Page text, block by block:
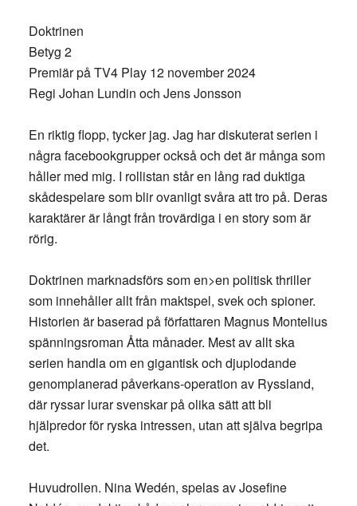
Doktrinen
Betyg 2
Premiär på TV4 Play 12 november 2024
Regi Johan Lundin och Jens Jonsson
En riktig flopp, tycker jag. Jag har diskuterat serien i
några facebookgrupper också och det är många som
håller med mig. I rollistan står en lång rad duktiga
skådespelare som blir ovanligt svåra att tro på. Deras
karaktärer är långt från trovärdiga i en story som är
rörig.
Doktrinen marknadsförs som en>en politisk thriller
som innehåller allt från maktspel, svek och spioner.
Historien är baserad på författaren Magnus Montelius
spänningsroman Åtta månader. Mest av allt ska
serien handla om en gigantisk och djuplodande
genomplanerad påverkans-operation av Ryssland,
där ryssar lurar svenskar på olika sätt att bli
hjälpredor för ryska intressen, utan att själva begripa
det.
Huvudrollen. Nina Wedén, spelas av Josefine